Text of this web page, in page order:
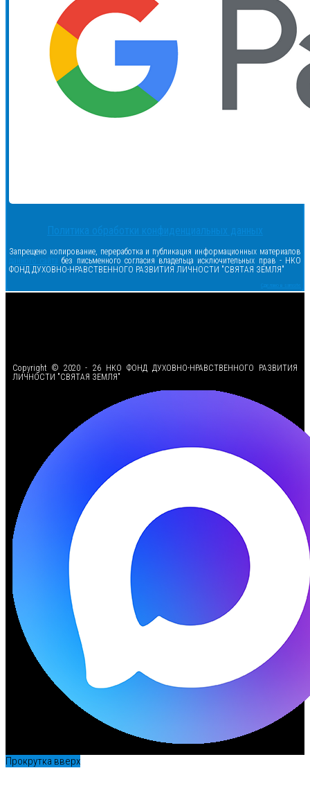
Политика обработки конфиденциальных данных
Запрещено копирование, переработка и публикация информационных материалов
данного сайта без письменного согласия владельца исключительных прав - НКО
ФОНД ДУХОВНО-НРАВСТВЕННОГО РАЗВИТИЯ ЛИЧНОСТИ "СВЯТАЯ ЗЕМЛЯ"
Сделано в samsite
Copyright © 2020 - 26 НКО ФОНД ДУХОВНО-НРАВСТВЕННОГО РАЗВИТИЯ
ЛИЧНОСТИ "СВЯТАЯ ЗЕМЛЯ"
Прокрутка вверх